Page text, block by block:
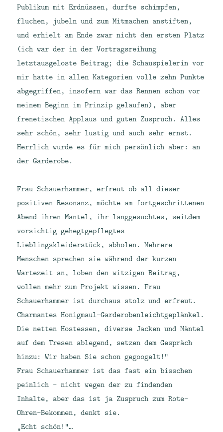
Publikum mit Erdnüssen, durfte schimpfen,
fluchen, jubeln und zum Mitmachen anstiften,
und erhielt am Ende zwar nicht den ersten Platz
(ich war der in der Vortragsreihung
letztausgeloste Beitrag; die Schauspielerin vor
mir hatte in allen Kategorien volle zehn Punkte
abgegriffen, insofern war das Rennen schon vor
meinem Beginn im Prinzip gelaufen), aber
frenetischen Applaus und guten Zuspruch. Alles
sehr schön, sehr lustig und auch sehr ernst.
Herrlich wurde es für mich persönlich aber: an
der Garderobe.
Frau Schauerhammer, erfreut ob all dieser
positiven Resonanz, möchte am fortgeschrittenen
Abend ihren Mantel, ihr langgesuchtes, seitdem
vorsichtig gehegtgepflegtes
Lieblingskleiderstück, abholen. Mehrere
Menschen sprechen sie während der kurzen
Wartezeit an, loben den witzigen Beitrag,
wollen mehr zum Projekt wissen. Frau
Schauerhammer ist durchaus stolz und erfreut.
Charmantes Honigmaul-Garderobenleichtgeplänkel.
Die netten Hostessen, diverse Jacken und Mäntel
auf dem Tresen ablegend, setzen dem Gespräch
hinzu: Wir haben Sie schon gegoogelt!“
Frau Schauerhammer ist das fast ein bisschen
peinlich – nicht wegen der zu findenden
Inhalte, aber das ist ja Zuspruch zum Rote-
Ohren-Bekommen, denkt sie.
„Echt schön!“…